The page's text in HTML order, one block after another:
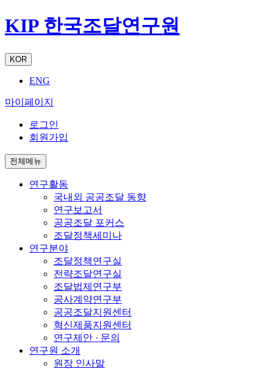
KIP 한국조달연구원
KOR
ENG
마이페이지
로그인
회원가입
전체메뉴
연구활동
국내외 공공조달 동향
연구보고서
공공조달 포커스
조달정책세미나
연구분야
조달정책연구실
전략조달연구실
조달법제연구부
공사계약연구부
공공조달지원센터
혁신제품지원센터
연구제안 · 문의
연구원 소개
원장 인사말